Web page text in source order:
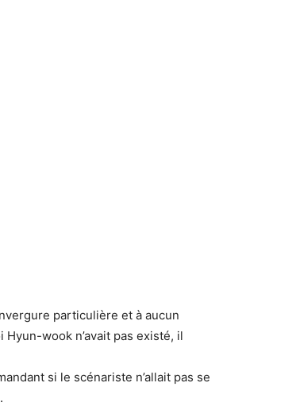
particulière et à aucun
Hyun-wook n’avait pas existé, il
si le scénariste n’allait pas se